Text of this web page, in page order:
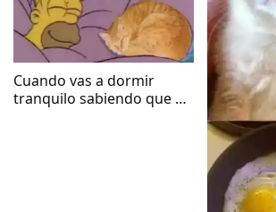
Cuando vas a dormir
tranquilo sabiendo que el